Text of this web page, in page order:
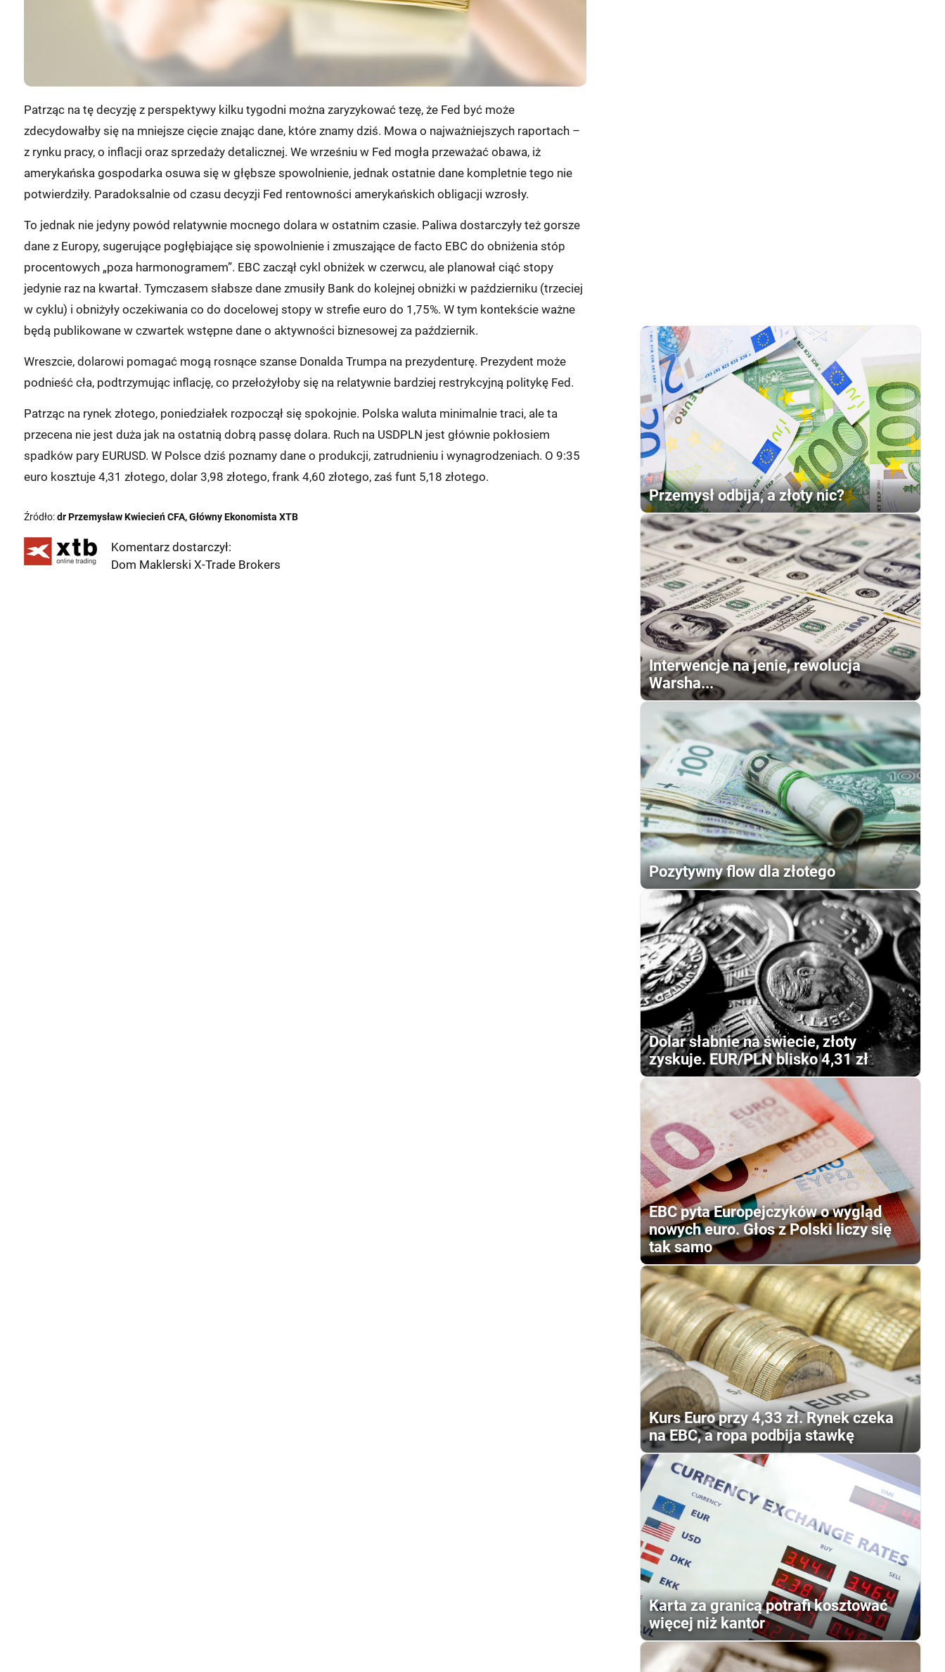
Patrząc na tę decyzję z perspektywy kilku tygodni można zaryzykować tezę, że Fed być może
zdecydowałby się na mniejsze cięcie znając dane, które znamy dziś. Mowa o najważniejszych raportach –
z rynku pracy, o inflacji oraz sprzedaży detalicznej. We wrześniu w Fed mogła przeważać obawa, iż
amerykańska gospodarka osuwa się w głębsze spowolnienie, jednak ostatnie dane kompletnie tego nie
potwierdziły. Paradoksalnie od czasu decyzji Fed rentowności amerykańskich obligacji wzrosły.
To jednak nie jedyny powód relatywnie mocnego dolara w ostatnim czasie. Paliwa dostarczyły też gorsze
dane z Europy, sugerujące pogłębiające się spowolnienie i zmuszające de facto EBC do obniżenia stóp
procentowych „poza harmonogramem”. EBC zaczął cykl obniżek w czerwcu, ale planował ciąć stopy
jedynie raz na kwartał. Tymczasem słabsze dane zmusiły Bank do kolejnej obniżki w październiku (trzeciej
w cyklu) i obniżyły oczekiwania co do docelowej stopy w strefie euro do 1,75%. W tym kontekście ważne
będą publikowane w czwartek wstępne dane o aktywności biznesowej za październik.
Wreszcie, dolarowi pomagać mogą rosnące szanse Donalda Trumpa na prezydenturę. Prezydent może
podnieść cła, podtrzymując inflację, co przełożyłoby się na relatywnie bardziej restrykcyjną politykę Fed.
Patrząc na rynek złotego, poniedziałek rozpoczął się spokojnie. Polska waluta minimalnie traci, ale ta
przecena nie jest duża jak na ostatnią dobrą passę dolara. Ruch na USDPLN jest głównie pokłosiem
spadków pary EURUSD. W Polsce dziś poznamy dane o produkcji, zatrudnieniu i wynagrodzeniach. O 9:35
euro kosztuje 4,31 złotego, dolar 3,98 złotego, frank 4,60 złotego, zaś funt 5,18 złotego.
Źródło:dr Przemysław Kwiecień CFA, Główny Ekonomista XTB
Komentarz dostarczył:
Dom Maklerski X-Trade Brokers
Przemysł odbija, a złoty nic?
Interwencje na jenie, rewolucja
Warsha...
Pozytywny flow dla złotego
Dolar słabnie na świecie, złoty
zyskuje. EUR/PLN blisko 4,31 zł
EBC pyta Europejczyków o wygląd
nowych euro. Głos z Polski liczy się
tak samo
Kurs Euro przy 4,33 zł. Rynek czeka
na EBC, a ropa podbija stawkę
Karta za granicą potrafi kosztować
więcej niż kantor